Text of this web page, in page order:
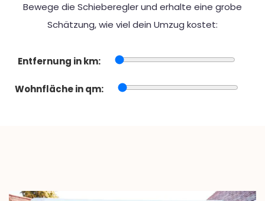
Bewege die Schieberegler und erhalte eine grobe
Schätzung, wie viel dein Umzug kostet:
Entfernung in km:
Wohnfläche in qm: